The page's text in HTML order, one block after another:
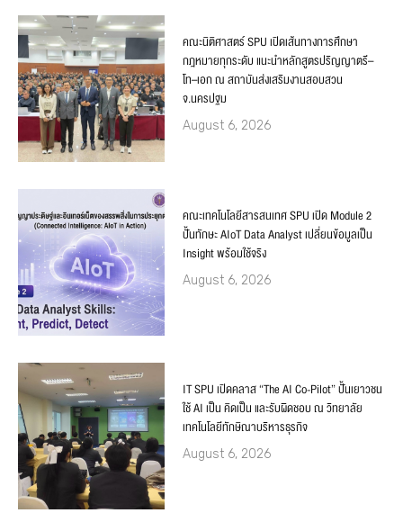
คณะนิติศาสตร์ SPU เปิดเส้นทางการศึกษา
กฎหมายทุกระดับ แนะนำหลักสูตรปริญญาตรี–
โท–เอก ณ สถาบันส่งเสริมงานสอบสวน
จ.นครปฐม
August 6, 2026
คณะเทคโนโลยีสารสนเทศ SPU เปิด Module 2
ปั้นทักษะ AIoT Data Analyst เปลี่ยนข้อมูลเป็น
Insight พร้อมใช้จริง
August 6, 2026
IT SPU เปิดคลาส “The AI Co-Pilot” ปั้นเยาวชน
ใช้ AI เป็น คิดเป็น และรับผิดชอบ ณ วิทยาลัย
เทคโนโลยีทักษิณาบริหารธุรกิจ
August 6, 2026